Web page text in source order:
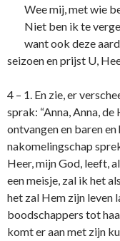
Wee mij, met wie
Niet ben ik te
want ook deze
seizoen en prijst U,
4 – 1. En zie, er
sprak: “Anna, Anna,
o­ntvangen en baren
nakomelingschap
Heer, mijn God, leeft,
een meisje, zal ik het
het zal Hem zijn leven
boodschappers tot
komt er aan met zijn